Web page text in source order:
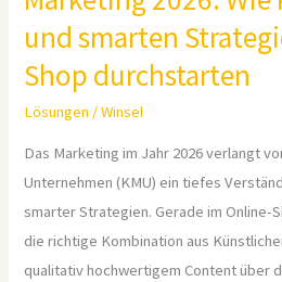
und smarten
Shop durchstarten
Lösungen /Winsel
Das Marketing im Jahr 2026 verlangt
Unternehmen (KMU) ein tiefes
smarter Strategien. Gerade im
die richtige Kombination aus
qualitativ hochwertigem Content über
durchstarten